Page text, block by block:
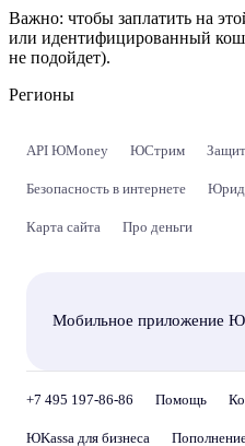
Важно: чтобы заплатить на
или идентифицированный
не подойдет).
Регионы
API ЮMoney ЮСтрим
Безопасность в интернете
Карта сайта Про деньги
Мобильное приложение
+7 495 197-86-86 Помощь
ЮKassa для бизнеса